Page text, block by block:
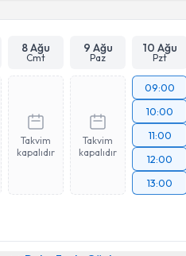
8 Ağu
Cmt
9 Ağu
Paz
10 Ağu
Pzt
Takvim
kapalıdır
Takvim
kapalıdır
09:00
10:00
11:00
12:00
13:00
Talebi